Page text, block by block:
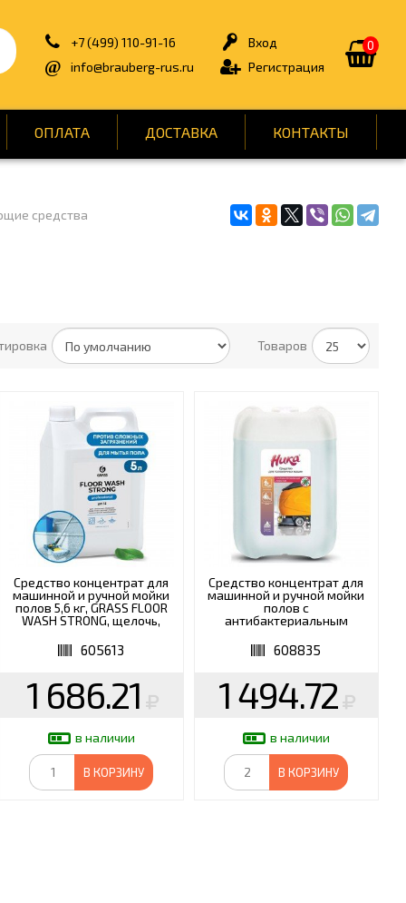
0
Вход
Регистрация
+7 (499) 110-91-16
info@brauberg-rus.ru
ОПЛАТА ДОСТАВКА КОНТАКТЫ
ПРОФ. ХИМИЯ
БЫТОВАЯ ТЕХНИКА
ОФИС
ПИТАНИЯ
СПОРТ И ОТДЫХ
средства
Товаров
Средство концентрат для
машинной и ручной мойки
полов 5,6 кг, GRASS FLOOR
WASH STRONG, щелочь,
605613
1 686.21
в наличии
В КОРЗИНУ
Средство концентрат для
машинной и ручной мойки
полов с
антибактериальным
608835
1 494.72
в наличии
В КОРЗИНУ